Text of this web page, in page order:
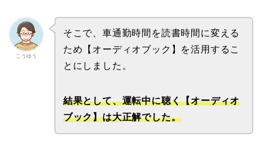
こうゆう
そこで、車通勤時間を読書時間に変える
ため【オーディオブック】を活用するこ
とにしました。
結果として、運転中に聴く【オーディオ
ブック】は大正解でした。